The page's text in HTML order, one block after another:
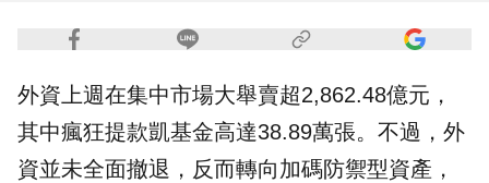
外資 上週在集中市場大舉賣超2,862.48億元，
其中瘋狂提款凱基金高達38.89萬張。不過，外
資並未全面撤退，反而轉向加碼防禦型資產，